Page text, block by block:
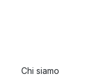
Chi siamo